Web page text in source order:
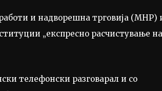
и надворешна трговија (МНР)
„експресно расчистување на
телефонски разговарал и со